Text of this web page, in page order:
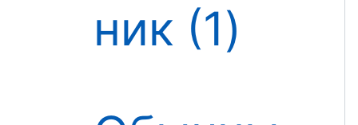
ник 1